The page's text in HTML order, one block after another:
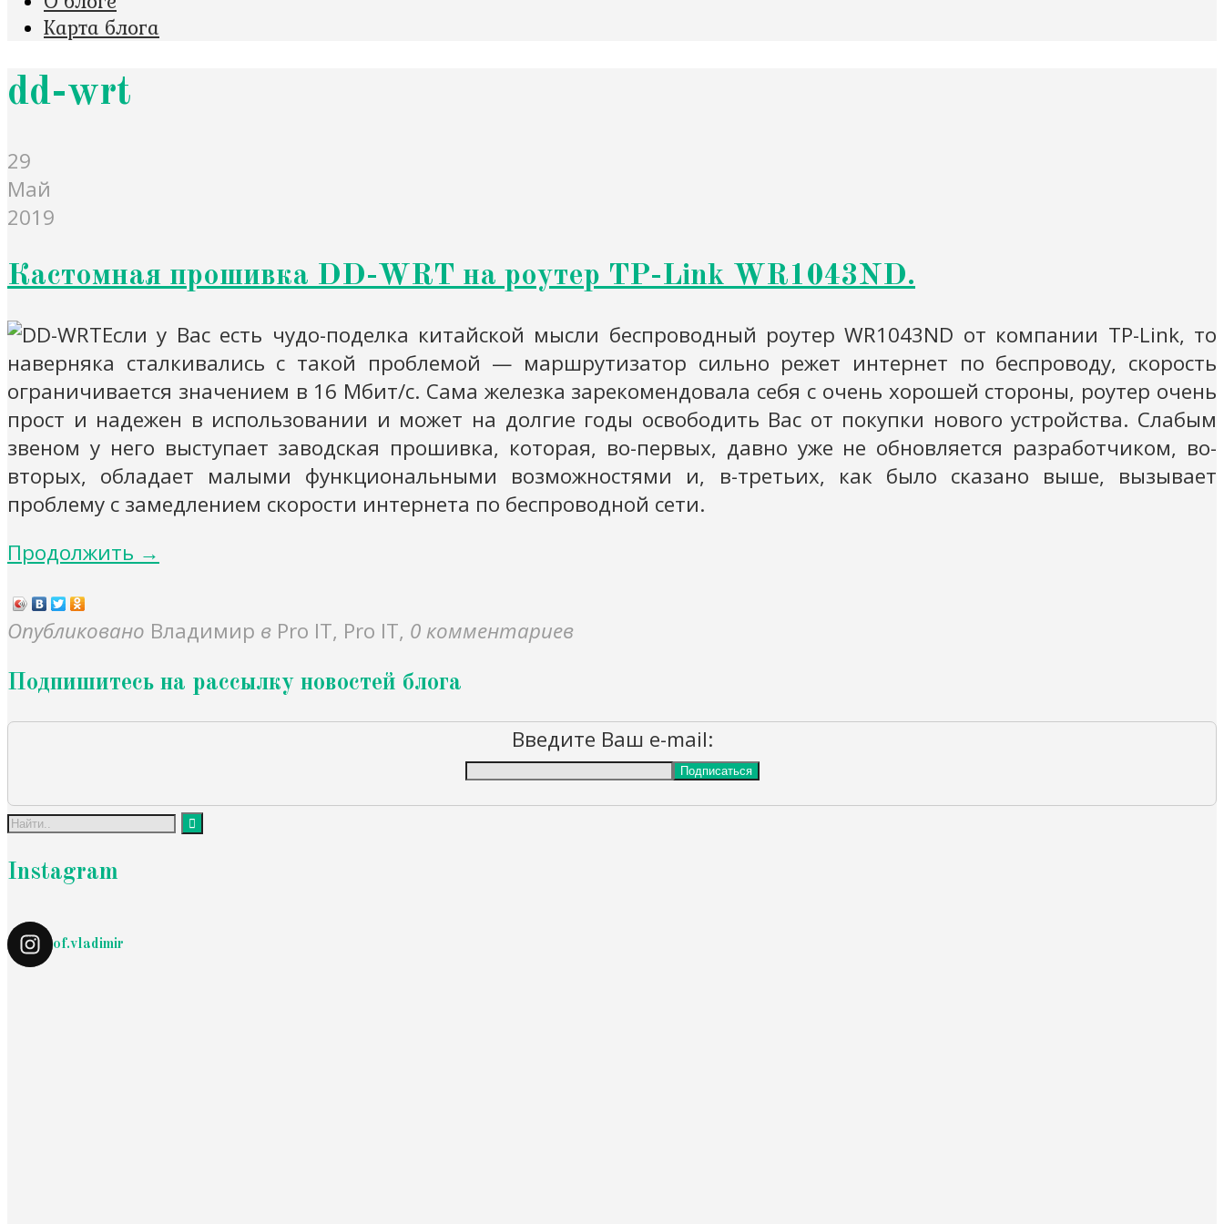
Карта блога
dd-wrt
29
Май
2019
Кастомная прошивка DD-WRT на роутер TP-Link WR1043ND.
Если у Вас есть чудо-поделка китайской мысли беспроводный роутер WR1043ND от компании TP-Link, то
наверняка сталкивались с такой проблемой — маршрутизатор сильно режет интернет по беспроводу, скорость
ограничивается значением в 16 Мбит/с. Сама железка зарекомендовала себя с очень хорошей стороны, роутер очень
прост и надежен в использовании и может на долгие годы освободить Вас от покупки нового устройства. Слабым
звеном у него выступает заводская прошивка, которая, во-первых, давно уже не обновляется разработчиком, во-
вторых, обладает малыми функциональными возможностями и, в-третьих, как было сказано выше, вызывает
проблему с замедлением скорости интернета по беспроводной сети.
Продолжить →
Опубликовано Владимир в Pro IT, Pro IT, 0 комментариев
Подпишитесь на рассылку новостей блога
Введите Ваш e-mail:
Instagram
of.vladimir